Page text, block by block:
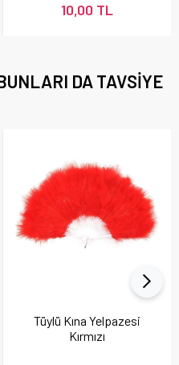
10,00 TL
DA TAVSIYE
Tüylü Kına Yelpazesi
Kırmızı